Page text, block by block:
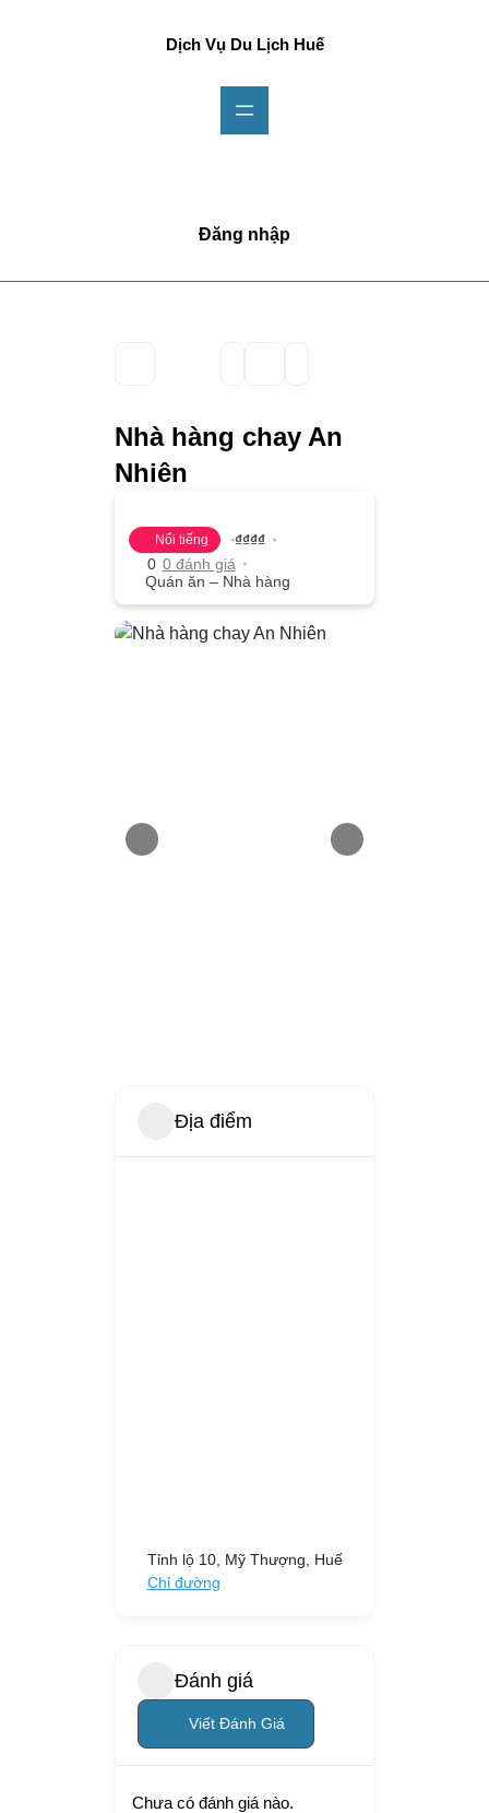
Dịch Vụ Du Lịch Huế
Đăng nhập
Nhà hàng chay An
Nhiên
Nổi tiếng ₫₫₫₫
0 0 đánh giá
Quán ăn – Nhà hàng
Địa điểm
Tỉnh lộ 10, Mỹ Thượng, Huế
Chỉ đường
Đánh giá
Viết Đánh Giá
Chưa có đánh giá nào.